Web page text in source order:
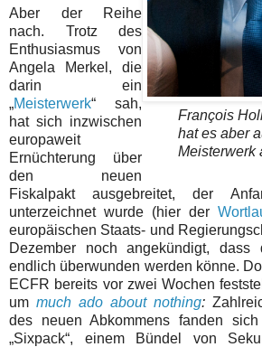
François
hat es aber
Meisterwerk
Aber der Reihe
nach. Trotz des
Enthusiasmus von
Angela Merkel, die
darin ein
„Meisterwerk“ sah,
hat sich inzwischen
europaweit
Ernüchterung über
den neuen
Fiskalpakt ausgebreitet, der
unterzeichnet wurde (hier der
europäischen Staats- und
Dezember noch angekündigt, dass
endlich überwunden werden könne.
ECFR bereits vor zwei Wochen
um much ado about nothing:
des neuen Abkommens fanden
„Sixpack“, einem Bündel von